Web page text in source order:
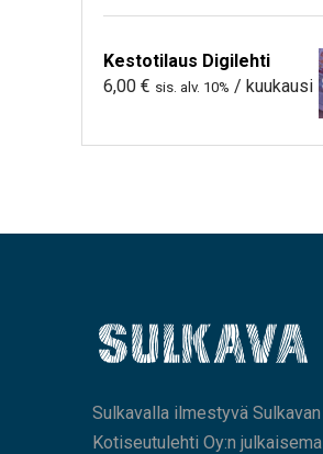
Kestotilaus Digilehti
6,00 € sis. alv. 10% / kuukausi
Sulkavalla ilmestyvä Sulkavan
Kotiseutulehti Oy:n julkaisema